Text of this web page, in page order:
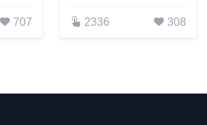
707 2336 308